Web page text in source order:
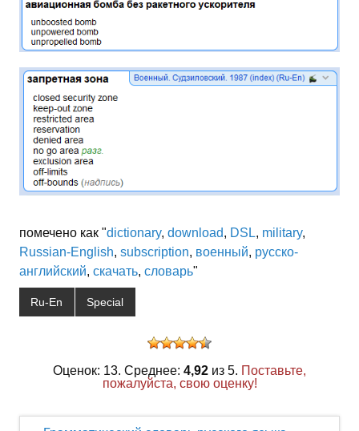
помечено как "dictionary, download, DSL, military,
Russian-English, subscription, военный, русско-
английский, скачать, словарь"
Ru-En Special
Оценок: 13. Среднее: 4,92 из 5. Поставьте,
пожалуйста, свою оценку!